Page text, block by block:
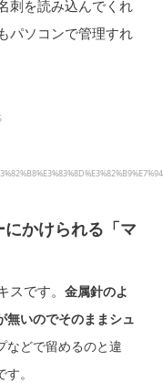
刺を読み込んでくれ
パソコンで管理すれ
かけられる「マ
です。 金属針のよ
無いのでそのままシュ
などで留めるのと違
。